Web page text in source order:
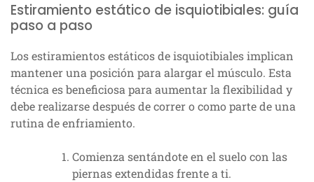
Estiramiento estático de isquiotibiales: guía
paso a paso
Los estiramientos estáticos de isquiotibiales implican
mantener una posición para alargar el músculo. Esta
técnica es beneficiosa para aumentar la flexibilidad y
debe realizarse después de correr o como parte de una
rutina de enfriamiento.
Comienza sentándote en el suelo con las
piernas extendidas frente a ti.